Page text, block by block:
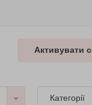
Активувати
Категорії